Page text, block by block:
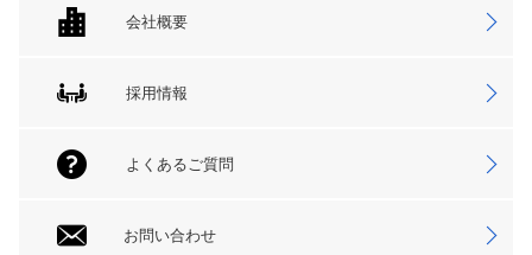
会社概要
採用情報
よくあるご質問
お問い合わせ